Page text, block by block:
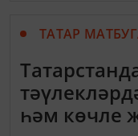
ТАТАР
һәм көчле